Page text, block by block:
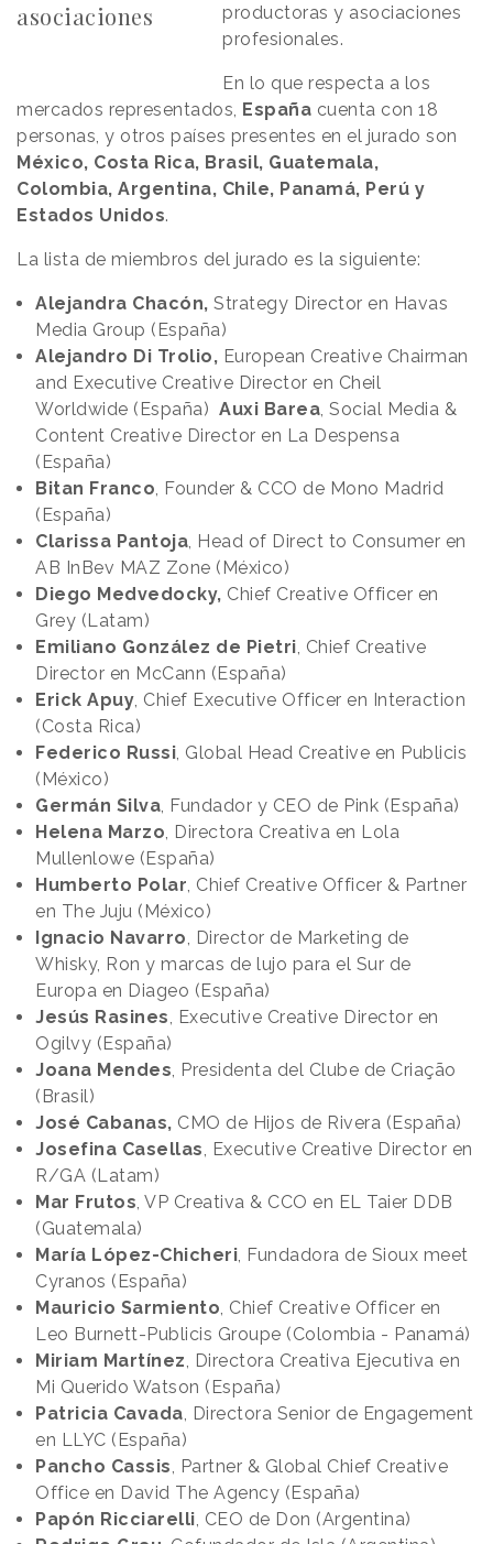
asociaciones
productoras y asociaciones
profesionales.
En lo que respecta a los
mercados representados, España cuenta con 18
personas, y otros países presentes en el jurado son
México, Costa Rica, Brasil, Guatemala,
Colombia, Argentina, Chile, Panamá, Perú y
Estados Unidos.
La lista de miembros del jurado es la siguiente:
Alejandra Chacón, Strategy Director en Havas
Media Group (España)
Alejandro Di Trolio, European Creative Chairman
and Executive Creative Director en Cheil
Worldwide (España) Auxi Barea, Social Media &
Content Creative Director en La Despensa
(España)
Bitan Franco, Founder & CCO de Mono Madrid
(España)
Clarissa Pantoja, Head of Direct to Consumer en
AB InBev MAZ Zone (México)
Diego Medvedocky, Chief Creative Officer en
Grey (Latam)
Emiliano González de Pietri, Chief Creative
Director en McCann (España)
Erick Apuy, Chief Executive Officer en Interaction
(Costa Rica)
Federico Russi, Global Head Creative en Publicis
(México)
Germán Silva, Fundador y CEO de Pink (España)
Helena Marzo, Directora Creativa en Lola
Mullenlowe (España)
Humberto Polar, Chief Creative Officer & Partner
en The Juju (México)
Ignacio Navarro, Director de Marketing de
Whisky, Ron y marcas de lujo para el Sur de
Europa en Diageo (España)
Jesús Rasines, Executive Creative Director en
Ogilvy (España)
Joana Mendes, Presidenta del Clube de Criação
(Brasil)
José Cabanas, CMO de Hijos de Rivera (España)
Josefina Casellas, Executive Creative Director en
R/GA (Latam)
Mar Frutos, VP Creativa & CCO en EL Taier DDB
(Guatemala)
María López-Chicheri, Fundadora de Sioux meet
Cyranos (España)
Mauricio Sarmiento, Chief Creative Officer en
Leo Burnett-Publicis Groupe (Colombia - Panamá)
Miriam Martínez, Directora Creativa Ejecutiva en
Mi Querido Watson (España)
Patricia Cavada, Directora Senior de Engagement
en LLYC (España)
Pancho Cassis, Partner & Global Chief Creative
Office en David The Agency (España)
Papón Ricciarelli, CEO de Don (Argentina)